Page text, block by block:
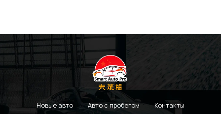
Новые авто Авто с пробегом Контакты